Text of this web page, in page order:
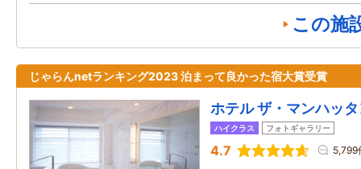
この施
じゃらんnetランキング2023 泊まって良かった宿大賞受賞
ホテル ザ・マンハッ
ハイクラス フォトギャラリー
4.7 5,799